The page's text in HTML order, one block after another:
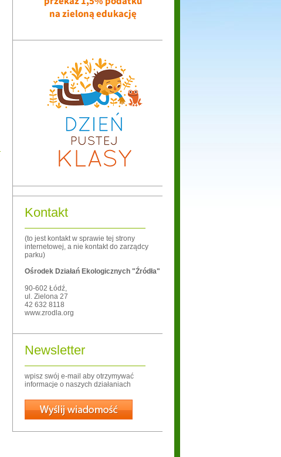
Kontakt
(to jest kontakt w sprawie tej strony
internetowej, a nie kontakt do zarządcy
parku)
Ośrodek Działań Ekologicznych "Źródła"
90-602 Łódź,
ul. Zielona 27
42 632 8118
www.zrodla.org
Newsletter
wpisz swój e-mail aby otrzymywać
informacje o naszych działaniach
Wyślij